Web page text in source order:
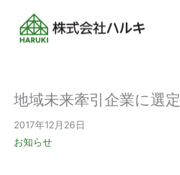
地域未来牽引企業に選定
2017年12月26日
お知らせ